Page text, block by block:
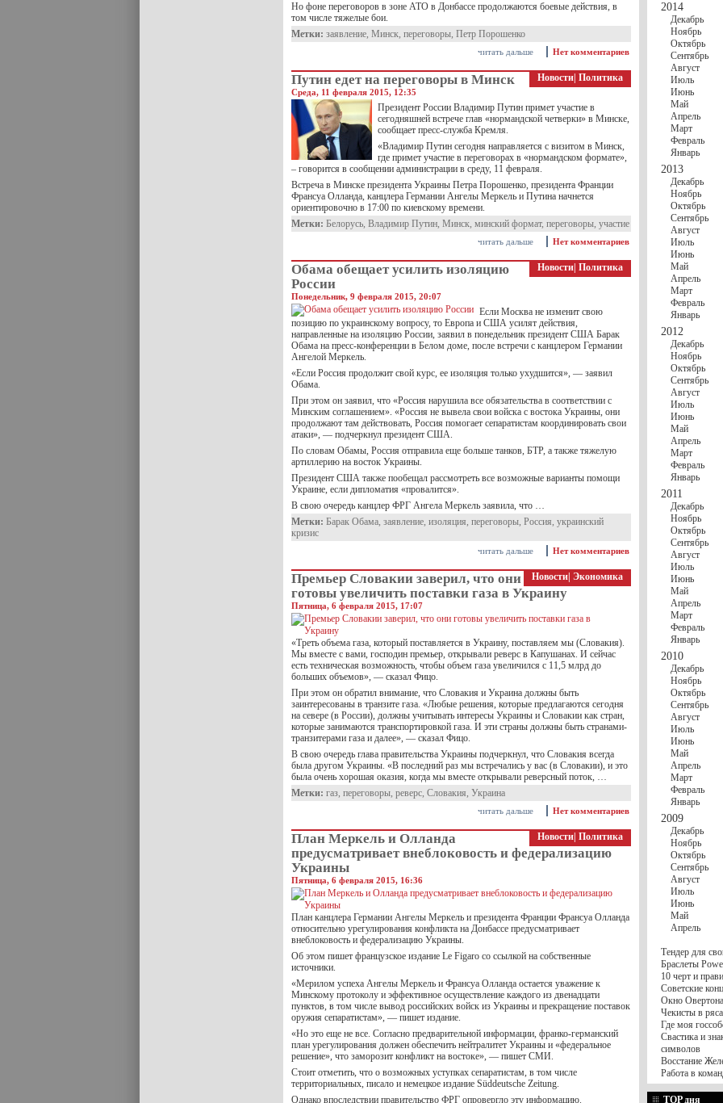
Но фоне переговоров в зоне АТО в Донбассе продолжаются боевые действия, в
том числе тяжелые бои.
Метки: заявление, Минск, переговоры, Петр Порошенко
Нет комментариев
читать дальше
Новости Политика
Путин едет на переговоры в Минск
Среда, 11 февраля 2015, 12:35
Президент России Владимир Путин примет участие в
сегодняшней встрече глав «нормандской четверки» в Минске,
сообщает пресс-служба Кремля.
«Владимир Путин сегодня направляется с визитом в Минск,
где примет участие в переговорах в «нормандском формате»,
– говорится в сообщении администрации в среду, 11 февраля.
Встреча в Минске президента Украины Петра Порошенко, президента Франции
Франсуа Олланда, канцлера Германии Ангелы Меркель и Путина начнется
ориентировочно в 17:00 по киевскому времени.
Метки: Белорусь, Владимир Путин, Минск, минский формат, переговоры, участие
Нет комментариев
читать дальше
Новости Политика
Обама обещает усилить изоляцию
России
Понедельник, 9 февраля 2015, 20:07
Если Москва не изменит свою
позицию по украинскому вопросу, то Европа и США усилят действия,
направленные на изоляцию России, заявил в понедельник президент США Барак
Обама на пресс-конференции в Белом доме, после встречи с канцлером Германии
Ангелой Меркель.
«Если Россия продолжит свой курс, ее изоляция только ухудшится», — заявил
Обама.
При этом он заявил, что «Россия нарушила все обязательства в соответствии с
Минским соглашением». «Россия не вывела свои войска с востока Украины, они
продолжают там действовать, Россия помогает сепаратистам координировать свои
атаки», — подчеркнул президент США.
По словам Обамы, Россия отправила еще больше танков, БТР, а также тяжелую
артиллерию на восток Украины.
Президент США также пообещал рассмотреть все возможные варианты помощи
Украине, если дипломатия «провалится».
В свою очередь канцлер ФРГ Ангела Меркель заявила, что …
Метки: Барак Обама, заявление, изоляция, переговоры, Россия, украинский
кризис
Нет комментариев
читать дальше
Новости Экономика
Премьер Словакии заверил, что они
готовы увеличить поставки газа в Украину
Пятница, 6 февраля 2015, 17:07
«Треть объема газа, который поставляется в Украину, поставляем мы (Словакия).
Мы вместе с вами, господин премьер, открывали реверс в Капушанах. И сейчас
есть техническая возможность, чтобы объем газа увеличился с 11,5 млрд до
больших объемов», — сказал Фицо.
При этом он обратил внимание, что Словакия и Украина должны быть
заинтересованы в транзите газа. «Любые решения, которые предлагаются сегодня
на севере (в России), должны учитывать интересы Украины и Словакии как стран,
которые занимаются транспортировкой газа. И эти страны должны быть странами-
транзитерами газа и далее», — сказал Фицо.
В свою очередь глава правительства Украины подчеркнул, что Словакия всегда
была другом Украины. «В последний раз мы встречались у вас (в Словакии), и это
была очень хорошая оказия, когда мы вместе открывали реверсный поток, …
Метки: газ, переговоры, реверс, Словакия, Украина
Нет комментариев
читать дальше
Новости Политика
План Меркель и Олланда
предусматривает внеблоковость и федерализацию
Украины
Пятница, 6 февраля 2015, 16:36
План канцлера Германии Ангелы Меркель и президента Франции Франсуа Олланда
относительно урегулирования конфликта на Донбассе предусматривает
внеблоковость и федерализацию Украины.
Об этом пишет французское издание Le Figaro со ссылкой на собственные
источники.
«Мерилом успеха Ангелы Меркель и Франсуа Олланда остается уважение к
Минскому протоколу и эффективное осуществление каждого из двенадцати
пунктов, в том числе вывод российских войск из Украины и прекращение поставок
оружия сепаратистам», — пишет издание.
«Но это еще не все. Согласно предварительной информации, франко-германский
план урегулирования должен обеспечить нейтралитет Украины и «федеральное
решение», что заморозит конфликт на востоке», — пишет СМИ.
Стоит отметить, что о возможных уступках сепаратистам, в том числе
территориальных, писало и немецкое издание Süddeutsche Zeitung.
Однако впоследствии правительство ФРГ опровергло эту информацию.
2014
Декабрь
Ноябрь
Октябрь
Сентябрь
Август
Июль
Июнь
Май
Апрель
Март
Февраль
Январь
2013
Декабрь
Ноябрь
Октябрь
Сентябрь
Август
Июль
Июнь
Май
Апрель
Март
Февраль
Январь
2012
Декабрь
Ноябрь
Октябрь
Сентябрь
Август
Июль
Июнь
Май
Апрель
Март
Февраль
Январь
2011
Декабрь
Ноябрь
Октябрь
Сентябрь
Август
Июль
Июнь
Май
Апрель
Март
Февраль
Январь
2010
Декабрь
Ноябрь
Октябрь
Сентябрь
Август
Июль
Июнь
Май
Апрель
Март
Февраль
Январь
2009
Декабрь
Ноябрь
Октябрь
Сентябрь
Август
Июль
Июнь
Май
Апрель
Тендер для
Браслеты
10 черт и
Советские
Окно
Чекисты в
Где моя
Свастика и
символов
Восстание
Работа в
TOP дня